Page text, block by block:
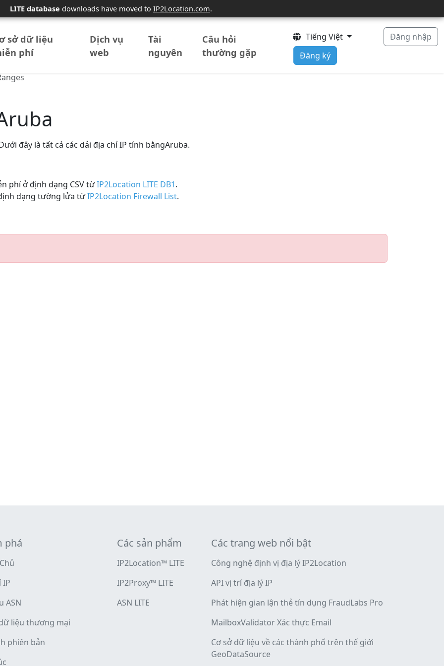
LITE database downloads have moved to IP2Location.com.
sở dữ liệu
phí
Dịch vụ
web
Tài
nguyên
Câu hỏi
thường gặp
Tiếng Việt
Đăng nhập
Đăng ký
đây là tất cả các dải địa chỉ IP tính bằngAruba.
phí ở định dạng CSV từIP2Location LITE DB1.
dạng tường lửa từIP2Location Firewall List.
phá
IP
ASN
liệu thương mại
phiên bản
Các sản phẩm
IP2Location™ LITE
IP2Proxy™ LITE
ASN LITE
Các trang web nổi bật
Công nghệ định vị địa lý IP2Location
API vị trí địa lý IP
Phát hiện gian lận thẻ tín dụng FraudLabs Pro
MailboxValidator Xác thực Email
Cơ sở dữ liệu về các thành phố trên thế giới
GeoDataSource